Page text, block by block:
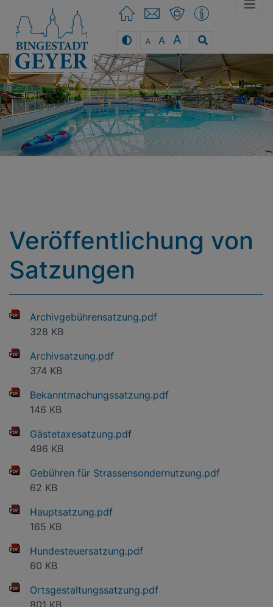
A A A
You can use the keyboard arrow keys
Veröffentlichung von
Satzungen
Archivgebührensatzung.pdf
328 KB
Archivsatzung.pdf
374 KB
Bekanntmachungssatzung.pdf
146 KB
Gästetaxesatzung.pdf
496 KB
Gebühren für Strassensondernutzung.pdf
62 KB
Hauptsatzung.pdf
165 KB
Hundesteuersatzung.pdf
60 KB
Ortsgestaltungssatzung.pdf
801 KB